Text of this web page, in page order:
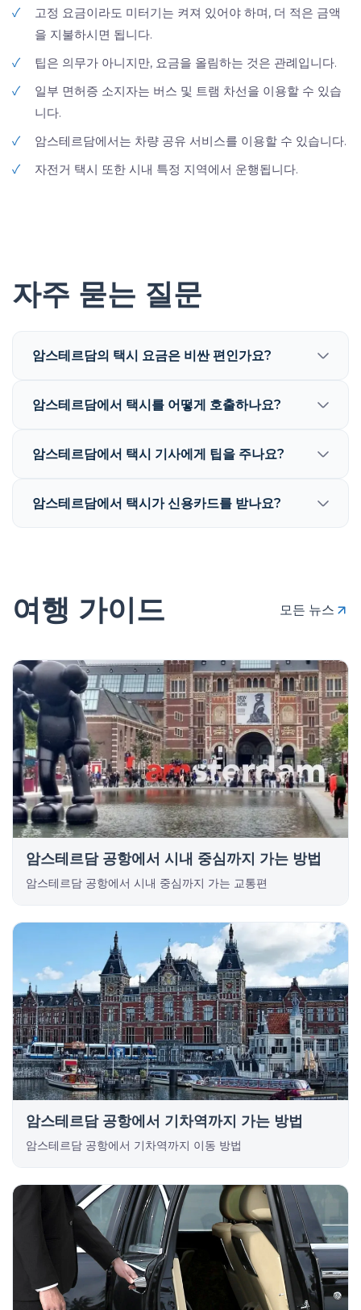
✓
고정 요금이라도 미터기는 켜져 있어야 하며, 더 적은 금액
을 지불하시면 됩니다.
✓
팁은 의무가 아니지만, 요금을 올림하는 것은 관례입니다.
✓
일부 면허증 소지자는 버스 및 트램 차선을 이용할 수 있습
니다.
✓
암스테르담에서는 차량 공유 서비스를 이용할 수 있습니다.
✓
자전거 택시 또한 시내 특정 지역에서 운행됩니다.
자주 묻는 질문
암스테르담의 택시 요금은 비싼 편인가요?
암스테르담에서 택시를 어떻게 호출하나요?
암스테르담에서 택시 기사에게 팁을 주나요?
암스테르담에서 택시가 신용카드를 받나요?
여행 가이드 모든 뉴스
암스테르담 공항에서 시내 중심까지 가는 방법
암스테르담 공항에서 시내 중심까지 가는 교통편
암스테르담 공항에서 기차역까지 가는 방법
암스테르담 공항에서 기차역까지 이동 방법